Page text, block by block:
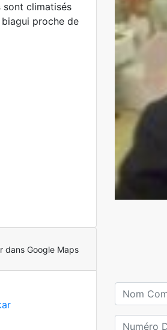
sont climatisés
proche de
dans Google Maps